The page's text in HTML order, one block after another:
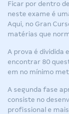
Ficar por dentro
neste exame é
Aqui, no Gran
matérias que
A prova é dividida
encontrar 80
em no mínimo
A segunda fase
consiste no
profissional e